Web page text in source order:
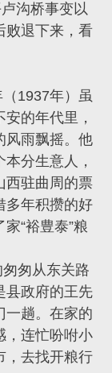
沟桥事变以
败退下来，看
1937年）虽
的年代里，
风雨飘摇。他
分生意人，
西驻曲周的票
多年积攒的好
“裕豊泰”粮
匆从东关路
县政府的王先
一趟。在家的
，连忙吩咐小
，去找开粮行